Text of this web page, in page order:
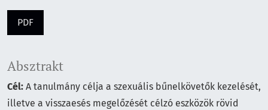
PDF
Absztrakt
Cél: A tanulmány célja a szexuális bűnelkövetők kezelését,
illetve a visszaesés megelőzését célzó eszközök rövid